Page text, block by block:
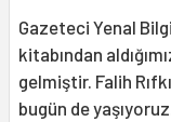
Gazeteci Yenal
kitabından
gelmiştir. Falih
bugün de